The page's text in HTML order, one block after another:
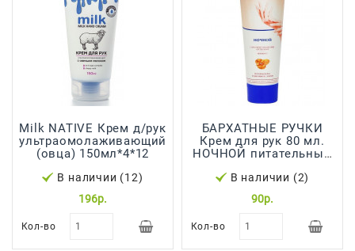
Milk NATIVE Крем д/рук
ультраомолаживающий
(овца) 150мл*4*12
В наличии (12)
196р.
Кол-во
БАРХАТНЫЕ РУЧКИ
Крем для рук 80 мл.
НОЧНОЙ питательный
В наличии (2)
90р.
Кол-во